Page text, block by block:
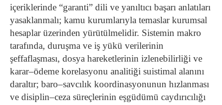
içeriklerinde “garanti” dili ve yanıltıcı başarı anlatıları
yasaklanmalı; kamu kurumlarıyla temaslar kurumsal
hesaplar üzerinden yürütülmelidir. Sistemin makro
tarafında, duruşma ve iş yükü verilerinin
şeffaflaşması, dosya hareketlerinin izlenebilirliği ve
karar–ödeme korelasyonu analitiği suistimal alanını
daraltır; baro–savcılık koordinasyonunun hızlanması
ve disiplin–ceza süreçlerinin eşgüdümü caydırıcılığı